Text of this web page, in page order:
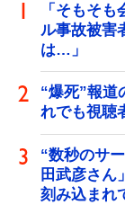
「そもそ
ル事故被害
は…」
“爆死”報
れでも視聴
“数秒のサ
田武彦さ
刻み込まれ